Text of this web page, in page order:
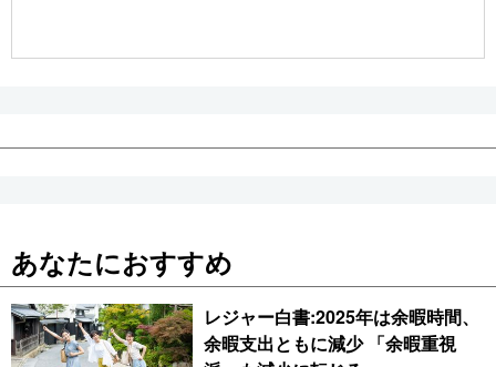
あなたにおすすめ
レジャー白書:2025年は余暇時間、
余暇支出ともに減少 「余暇重視